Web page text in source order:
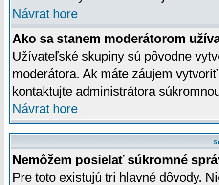
Návrat hore
Ako sa stanem moderátorom
Užívateľské skupiny sú pôvodne
moderátora. Ak máte záujem
kontaktujte administrátora
Návrat hore
Nemôžem posielať súkromné
Pre toto existujú tri hlavné dôvody.